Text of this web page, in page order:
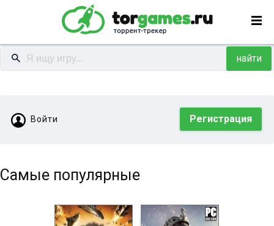
найти
Войти Регистрация
Самые популярные